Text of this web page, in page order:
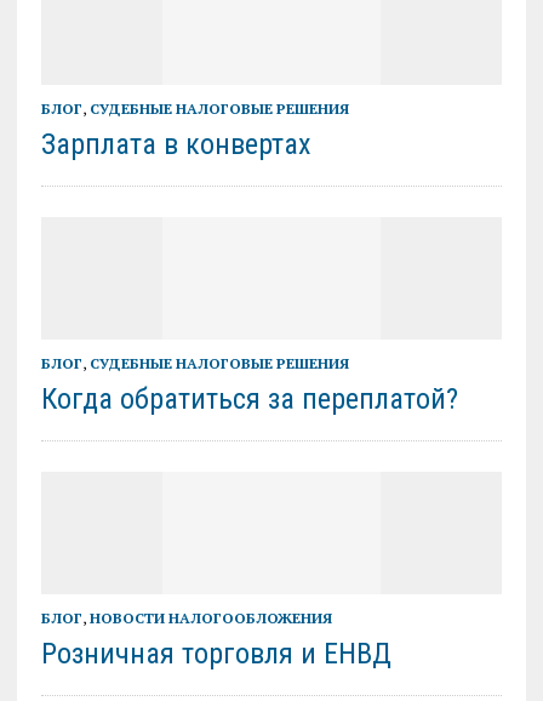
БЛОГ, СУДЕБНЫЕ НАЛОГОВЫЕ РЕШЕНИЯ
Зарплата в конвертах
БЛОГ, СУДЕБНЫЕ НАЛОГОВЫЕ РЕШЕНИЯ
Когда обратиться за переплатой?
БЛОГ, НОВОСТИ НАЛОГООБЛОЖЕНИЯ
Розничная торговля и ЕНВД